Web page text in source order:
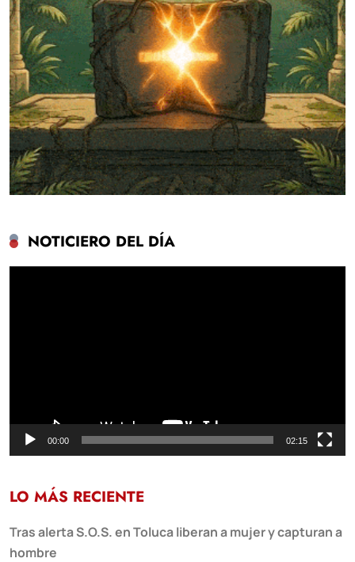
NOTICIERO DEL DÍA
00:00 02:15
LO MÁS RECIENTE
Tras alerta S.O.S. en Toluca liberan a mujer y capturan a
hombre